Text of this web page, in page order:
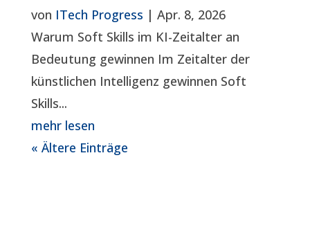
von ITech Progress | Apr. 8, 2026
Warum Soft Skills im KI-Zeitalter an
Bedeutung gewinnen Im Zeitalter der
künstlichen Intelligenz gewinnen Soft
Skills...
mehr lesen
« Ältere Einträge